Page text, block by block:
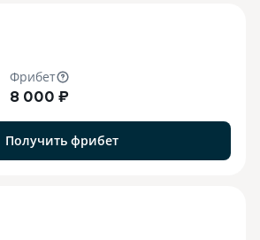
Фрибет
8 000 ₽
Получить фрибет